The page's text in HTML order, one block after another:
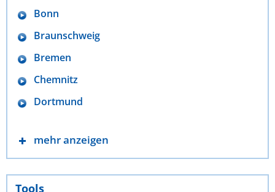
Bonn
Braunschweig
Bremen
Chemnitz
Dortmund
mehr anzeigen
Tools